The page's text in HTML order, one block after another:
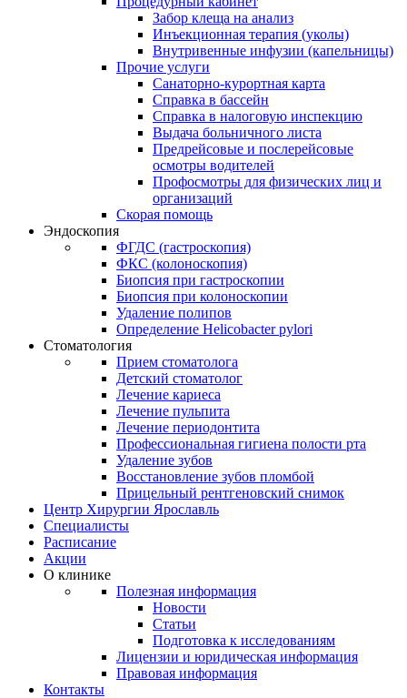
Забор клеща на анализ
Инъекционная терапия (уколы)
Внутривенные инфузии (капельницы)
Прочие услуги
Санаторно-курортная карта
Справка в бассейн
Справка в налоговую инспекцию
Выдача больничного листа
Предрейсовые и послерейсовые
осмотры водителей
Профосмотры для физических лиц и
организаций
Скорая помощь
Эндоскопия
ФГДС (гастроскопия)
ФКС (колоноскопия)
Биопсия при гастроскопии
Биопсия при колоноскопии
Удаление полипов
Определение Helicobacter pylori
Стоматология
Прием стоматолога
Детский стоматолог
Лечение кариеса
Лечение пульпита
Лечение периодонтита
Профессиональная гигиена полости рта
Удаление зубов
Восстановление зубов пломбой
Прицельный рентгеновский снимок
Центр Хирургии Ярославль
Специалисты
Расписание
Акции
О клинике
Полезная информация
Новости
Статьи
Подготовка к исследованиям
Лицензии и юридическая информация
Правовая информация
Контакты